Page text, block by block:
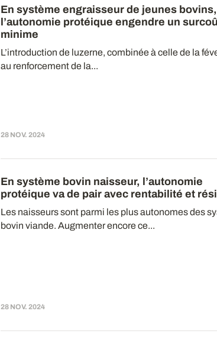
En système engraisseur de jeunes bovins,
l’autonomie protéique engendre un
minime
L’introduction de luzerne, combinée à celle de la
au renforcement de la...
28 NOV. 2024
En système bovin naisseur, l’autonomie
protéique va de pair avec rentabilité et
Les naisseurs sont parmi les plus autonomes des
bovin viande. Augmenter encore ce...
28 NOV. 2024